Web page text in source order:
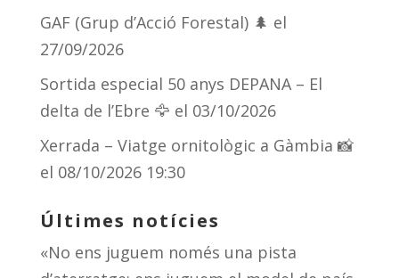
GAF (Grup d’Acció Forestal) 🌲 el
27/09/2026
Sortida especial 50 anys DEPANA – El
delta de l’Ebre 🦅 el 03/10/2026
Xerrada – Viatge ornitològic a Gàmbia 📸
el 08/10/2026 19:30
Últimes notícies
«No ens juguem només una pista